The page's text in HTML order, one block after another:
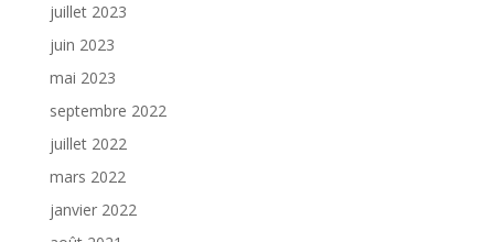
juillet 2023
juin 2023
mai 2023
septembre 2022
juillet 2022
mars 2022
janvier 2022